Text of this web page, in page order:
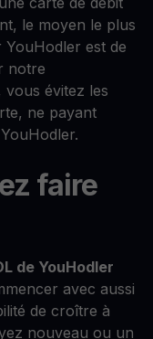
le moyen le plus
YouHodler est de
notre
évitez les
ne payant
faire
de YouHodler
avec aussi
de croître à
nouveau ou un